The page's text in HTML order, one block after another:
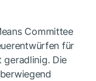
Committee
für
Die